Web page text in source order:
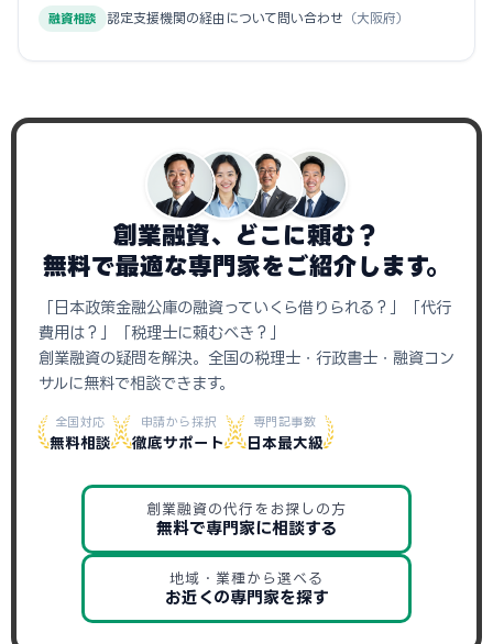
融資相談 認定支援機関の経由について問い合わせ （大阪府）
創業融資、どこに頼む？
無料で最適な専門家をご紹介します。
「日本政策金融公庫の融資っていくら借りられる？」「代行
費用は？」「税理士に頼むべき？」
創業融資の疑問を解決。全国の税理士・行政書士・融資コン
サルに無料で相談できます。
全国対応
無料相談
申請から採択
徹底サポート
専門記事数
日本最大級
創業融資の代行をお探しの方
無料で専門家に相談する
地域・業種から選べる
お近くの専門家を探す